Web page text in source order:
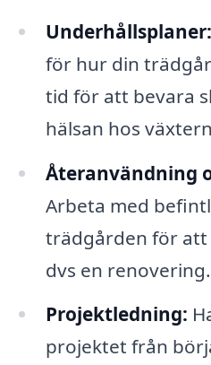
Underhållsplaner:
för hur din
tid för att bevara
hälsan hos
Återanvändning
Arbeta med
trädgården för att
dvs en renovering.
Projektledning:
projektet från